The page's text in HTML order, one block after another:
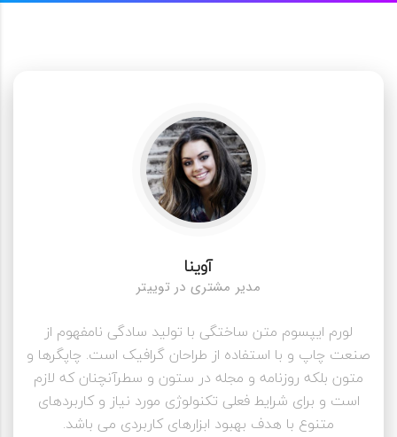
آوینا
مدیر مشتری در توییتر
لورم ایپسوم متن ساختگی با تولید سادگی نامفهوم از
صنعت چاپ و با استفاده از طراحان گرافیک است. چاپگرها و
متون بلکه روزنامه و مجله در ستون و سطرآنچنان که لازم
است و برای شرایط فعلی تکنولوژی مورد نیاز و کاربردهای
متنوع با هدف بهبود ابزارهای کاربردی می باشد.